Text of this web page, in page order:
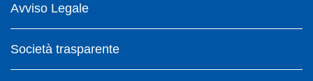
Avviso Legale
Società trasparente